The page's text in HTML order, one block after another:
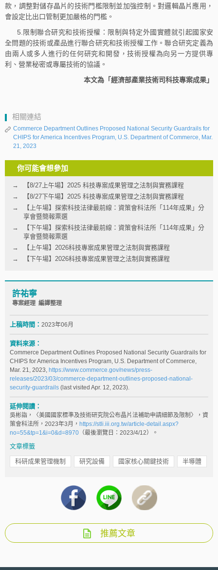
款，調整對儲存晶片的技術門檻限制並加強控制。對邏輯晶片應用，
會設定比出口管制更加嚴格的門檻。
5.限制聯合研究和技術授權：限制與特定外國實體就引起國家安
全問題的技術或產品進行聯合研究和技術授權工作。聯合研究定義為
由兩人或多人進行的任何研究和開發，技術授權為向另一方提供專
利、營業秘密或專屬技術的協議。
本文為「經濟部產業技術司科技專案成果」
相關連結
Commerce Department Outlines Proposed National Security Guardrails for
CHIPS for America Incentives Program, U.S. Department of Commerce, Mar.
21, 2023
你可能會想參加
【8/27上午場】2025 科技專案成果管理之法制與實務課程
【8/27下午場】2025 科技專案成果管理之法制與實務課程
【上午場】探索科技法律最前線：資策會科法所「114年成果」分
享會暨簡報票選
【下午場】探索科技法律最前線：資策會科法所「114年成果」分
享會暨簡報票選
【上午場】2026科技專案成果管理之法制與實務課程
【下午場】2026科技專案成果管理之法制與實務課程
許祐寧
專案經理 編譯整理
上稿時間： 2023年06月
資料來源：
Commerce Department Outlines Proposed National Security Guardrails for
CHIPS for America Incentives Program, U.S. Department of Commerce,
Mar. 21, 2023, https://www.commerce.gov/news/press-
releases/2023/03/commerce-department-outlines-proposed-national-
security-guardrails (last visited Apr. 12, 2023).
延伸閱讀：
吳彬詣，〈美國國家標準及技術研究院公布晶片法補助申請細節及限制〉，資
策會科法所，2023年3月， https://stli.iii.org.tw/article-detail.aspx?
no=55&tp=1&i=0&d=8970 （最後瀏覽日：2023/4/12）。
文章標籤
科研成果管理機制 研究設備 國家核心關鍵技術 半導體
推薦文章